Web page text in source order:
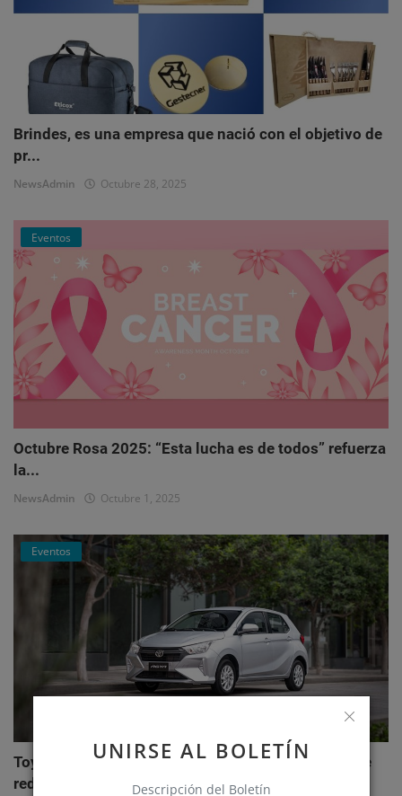
UNIRSE AL BOLETÍN
Descripción del Boletín
Brindes, es una empresa que nació con el objetivo de
pr...
NewsAdmin Octubre 28, 2025
Eventos
Octubre Rosa 2025: “Esta lucha es de todos” refuerza
la...
NewsAdmin Octubre 1, 2025
Eventos
Toyota AGYA: el nuevo hatchback de Toyotoshi que
redefi...